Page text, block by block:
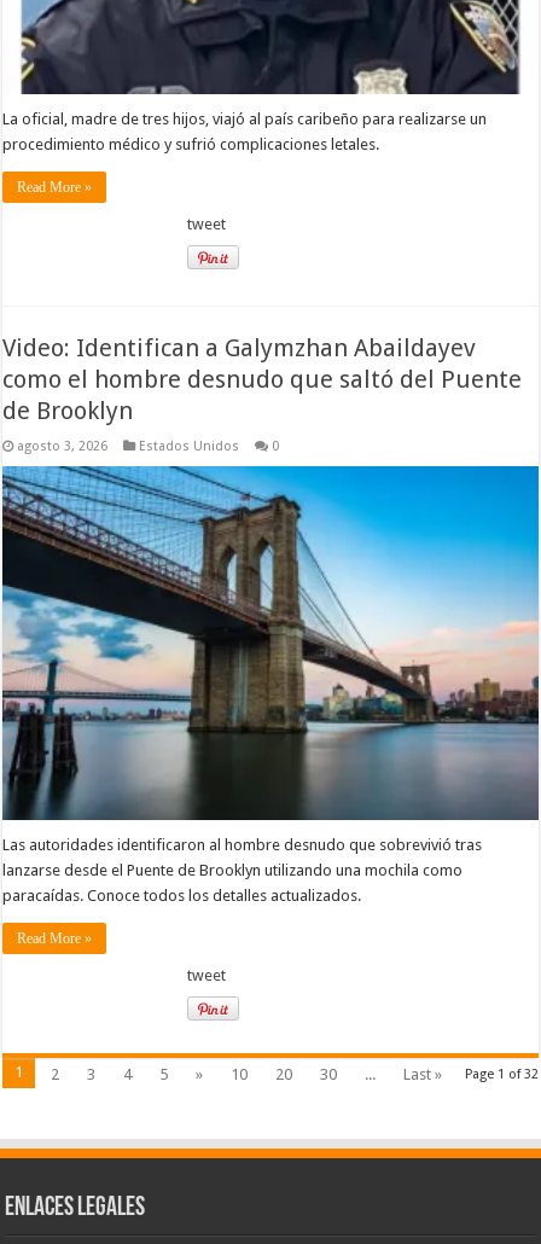
La oficial, madre de tres hijos, viajó al país caribeño para realizarse un
procedimiento médico y sufrió complicaciones letales.
Read More »
tweet
Video: Identifican a Galymzhan Abaildayev
como el hombre desnudo que saltó del Puente
de Brooklyn
agosto 3, 2026 Estados Unidos 0
Las autoridades identificaron al hombre desnudo que sobrevivió tras
lanzarse desde el Puente de Brooklyn utilizando una mochila como
paracaídas. Conoce todos los detalles actualizados.
Read More »
tweet
Page 1 of 32
1 2 3 4 5 » 10 20 30 ... Last »
Enlaces Legales